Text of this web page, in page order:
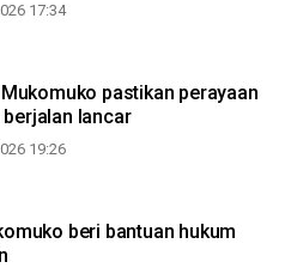
17:34
pastikan perayaan
berjalan lancar
19:26
beri bantuan hukum